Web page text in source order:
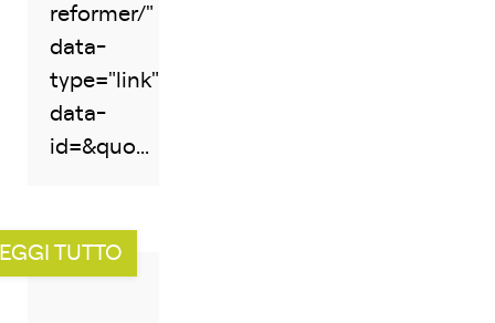
reformer/"
data-
type="link"
data-
id=&quo...
TUTTO